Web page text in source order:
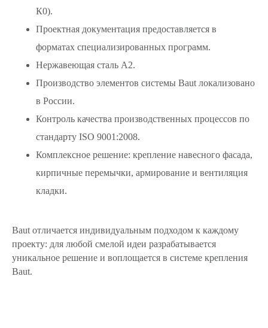
К0).
Проектная документация предоставляется в
форматах специализированных программ.
Нержавеющая сталь А2.
Производство элементов системы Baut локализовано
в России.
Контроль качества производственных процессов по
стандарту ISO 9001:2008.
Комплексное решение: крепление навесного фасада,
кирпичные перемычки, армирование и вентиляция
кладки.
Baut отличается индивидуальным подходом к каждому
проекту: для любой смелой идеи разрабатывается
уникальное решение и воплощается в системе крепления
Baut.